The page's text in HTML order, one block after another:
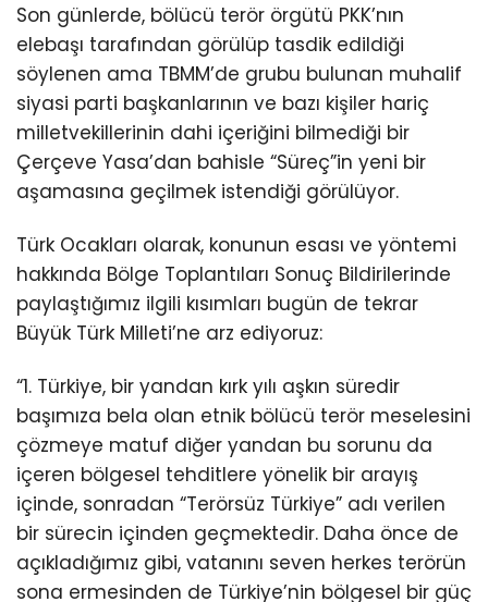
Son günlerde, bölücü terör örgütü PKK’nın
elebaşı tarafından görülüp tasdik edildiği
söylenen ama TBMM’de grubu bulunan muhalif
siyasi parti başkanlarının ve bazı kişiler hariç
milletvekillerinin dahi içeriğini bilmediği bir
Çerçeve Yasa’dan bahisle “Süreç”in yeni bir
aşamasına geçilmek istendiği görülüyor.
Türk Ocakları olarak, konunun esası ve yöntemi
hakkında Bölge Toplantıları Sonuç Bildirilerinde
paylaştığımız ilgili kısımları bugün de tekrar
Büyük Türk Milleti’ne arz ediyoruz:
“1. Türkiye, bir yandan kırk yılı aşkın süredir
başımıza bela olan etnik bölücü terör meselesini
çözmeye matuf diğer yandan bu sorunu da
içeren bölgesel tehditlere yönelik bir arayış
içinde, sonradan “Terörsüz Türkiye” adı verilen
bir sürecin içinden geçmektedir. Daha önce de
açıkladığımız gibi, vatanını seven herkes terörün
sona ermesinden de Türkiye’nin bölgesel bir güç